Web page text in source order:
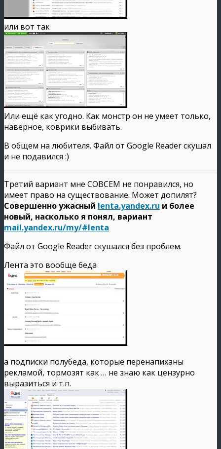
или вот так
Или ещё как угодно. Как монстр он не умеет только,
наверное, коврики выбивать.
В общем на любителя. Файл от Google Reader скушал
и не подавился :)
Третий вариант мне СОВСЕМ не понравился, но
имеет право на существование. Может допилят?
Совершенно ужасный lenta.yandex.ru и более
новый, насколько я понял, вариант
mail.yandex.ru/my/#lenta
Файл от Google Reader скушался без проблем.
Лента это вообще беда
а подписки полубеда, которые перенапиханы
рекламой, тормозят как … не знаю как цензурно
выразиться и т.п.